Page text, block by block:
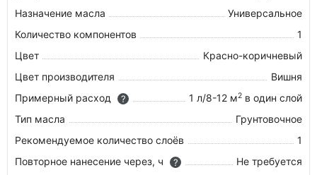
Назначение масла
Универсальное
Количество компонентов
1
Цвет
Красно-коричневый
Цвет производителя
Вишня
Примерный расход
? 1 л/8-12 м2 в один слой
Тип масла
Грунтовочное
Рекомендуемое количество слоёв
1
Повторное нанесение через, ч
?
Не требуется